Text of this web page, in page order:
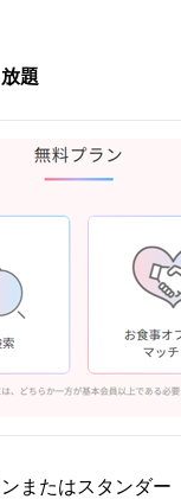
題
またはスタンダー